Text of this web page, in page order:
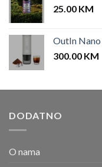
25.00 KM
OutIn
300.00 KM
DODATNO
O nama